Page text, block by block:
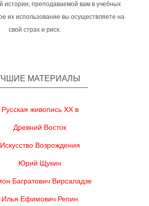
истории, преподаваемой вам в учебных
их использование вы осуществляете на
свой страх и риск.
МАТЕРИАЛЫ
Русская живопись XX в
Древний Восток
Искусство Возрождения
Юрий Щукин
Багратович Вирсаладзе
Илья Ефимович Репин